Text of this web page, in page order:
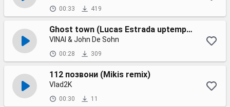
00:33 419
Ghost town (Lucas Estrada uptempo remix)
VINAI & John De Sohn
00:28 309
112 позвони (Mikis remix)
Vlad2K
00:30 11